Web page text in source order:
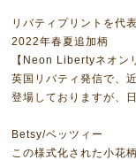
リバティプリントを代
2022年春夏追加柄
【Neon Libertyネオン
英国リバティ発信で、
登場しておりますが、
Betsy/ベッツィー
この様式化された小花